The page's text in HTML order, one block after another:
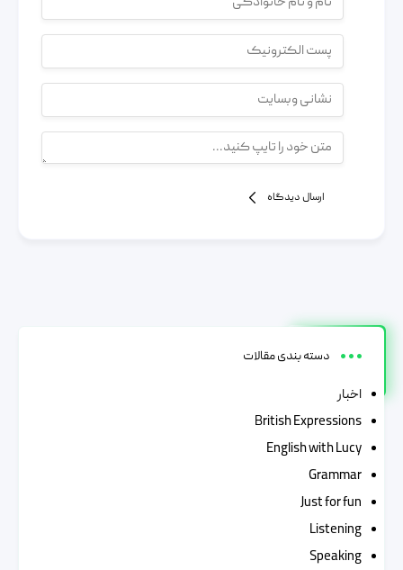
ارسال دیدگاه
دسته بندی مقالات
اخبار
British Expressions
English with Lucy
Grammar
Just for fun
Listening
Speaking